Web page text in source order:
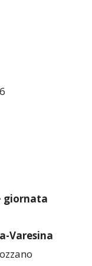
giornata
Varesina